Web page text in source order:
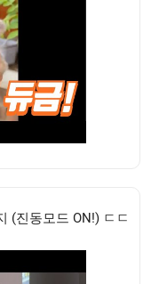
(진동모드 ON!) ㄷㄷ